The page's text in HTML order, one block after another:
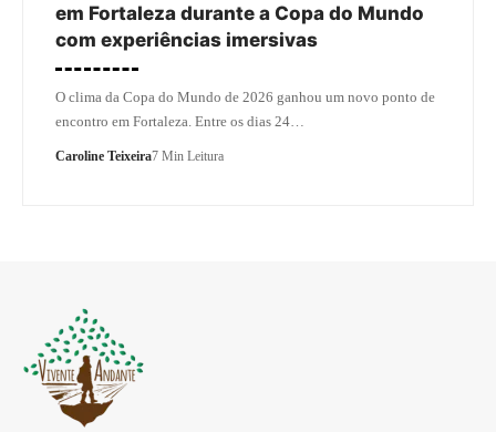
em Fortaleza durante a Copa do Mundo
com experiências imersivas
O clima da Copa do Mundo de 2026 ganhou um novo ponto de
encontro em Fortaleza. Entre os dias 24…
Caroline Teixeira7 Min Leitura